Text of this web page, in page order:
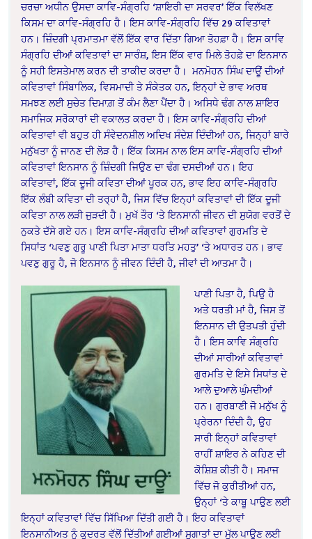
ਚਰਚਾ ਅਧੀਨ ਉਸਦਾ ਕਾਵਿ-ਸੰਗ੍ਰਹਿ ‘ਸ਼ਾਇਰੀ ਦਾ ਸਰਵਰ’ ਇੱਕ ਵਿਲੱਖਣ
ਕਿਸਮ ਦਾ ਕਾਵਿ-ਸੰਗ੍ਰਹਿ ਹੈ। ਇਸ ਕਾਵਿ-ਸੰਗ੍ਰਹਿ ਵਿੱਚ 29 ਕਵਿਤਾਵਾਂ
ਹਨ। ਜ਼ਿੰਦਗੀ ਪ੍ਰਮਾਤਮਾ ਵੱਲੋਂ ਇੱਕ ਵਾਰ ਦਿੱਤਾ ਗਿਆ ਤੋਹਫ਼ਾ ਹੈ। ਇਸ ਕਾਵਿ
ਸੰਗ੍ਰਹਿ ਦੀਆਂ ਕਵਿਤਾਵਾਂ ਦਾ ਸਾਰੰਸ਼, ਇਸ ਇੱਕ ਵਾਰ ਮਿਲੇ ਤੋਹਫ਼ੇ ਦਾ ਇਨਸਾਨ
ਨੂੰ ਸਹੀ ਇਸਤੇਮਾਲ ਕਰਨ ਦੀ ਤਾਕੀਦ ਕਰਦਾ ਹੈ। ਮਨਮੋਹਨ ਸਿੰਘ ਦਾਊਂ ਦੀਆਂ
ਕਵਿਤਾਵਾਂ ਸਿੰਬਾਲਿਕ, ਵਿਸਮਾਦੀ ਤੇ ਸੰਕੇਤਕ ਹਨ, ਇਨ੍ਹਾਂ ਦੇ ਭਾਵ ਅਰਥ
ਸਮਝਣ ਲਈ ਸੁਚੇਤ ਦਿਮਾਗ਼ ਤੋਂ ਕੰਮ ਲੈਣਾ ਪੈਂਦਾ ਹੈ। ਅਸਿਧੇ ਢੰਗ ਨਾਲ ਸ਼ਾਇਰ
ਸਮਾਜਿਕ ਸਰੋਕਾਰਾਂ ਦੀ ਵਕਾਲਤ ਕਰਦਾ ਹੈ। ਇਸ ਕਾਵਿ-ਸੰਗ੍ਰਹਿ ਦੀਆਂ
ਕਵਿਤਾਵਾਂ ਵੀ ਬਹੁਤ ਹੀ ਸੰਵੇਦਨਸ਼ੀਲ ਅਦਿਖ ਸੰਦੇਸ਼ ਦਿੰਦੀਆਂ ਹਨ, ਜਿਨ੍ਹਾਂ ਬਾਰੇ
ਮਨੁੱਖਤਾ ਨੂੰ ਜਾਨਣ ਦੀ ਲੋੜ ਹੈ। ਇੱਕ ਕਿਸਮ ਨਾਲ ਇਸ ਕਾਵਿ-ਸੰਗ੍ਰਹਿ ਦੀਆਂ
ਕਵਿਤਾਵਾਂ ਇਨਸਾਨ ਨੂੰ ਜ਼ਿੰਦਗੀ ਜਿਉਣ ਦਾ ਢੰਗ ਦਸਦੀਆਂ ਹਨ। ਇਹ
ਕਵਿਤਾਵਾਂ, ਇੱਕ ਦੂਜੀ ਕਵਿਤਾ ਦੀਆਂ ਪੂਰਕ ਹਨ, ਭਾਵ ਇਹ ਕਾਵਿ-ਸੰਗ੍ਰਹਿ
ਇੱਕ ਲੰਬੀ ਕਵਿਤਾ ਦੀ ਤਰ੍ਹਾਂ ਹੈ, ਜਿਸ ਵਿੱਚ ਇਨ੍ਹਾਂ ਕਵਿਤਾਵਾਂ ਦੀ ਇੱਕ ਦੂਜੀ
ਕਵਿਤਾ ਨਾਲ ਲੜੀ ਜੁੜਦੀ ਹੈ। ਮੁਖੱ ਤੌਰ ‘ਤੇ ਇਨਸਾਨੀ ਜੀਵਨ ਦੀ ਸੁਯੋਗ ਵਰਤੋਂ ਦੇ
ਨੁਕਤੇ ਦੱਸੇ ਗਏ ਹਨ। ਇਸ ਕਾਵਿ-ਸੰਗ੍ਰਹਿ ਦੀਆਂ ਕਵਿਤਾਵਾਂ ਗੁਰਮਤਿ ਦੇ
ਸਿਧਾਂਤ ‘ਪਵਣੁ ਗੁਰੂ ਪਾਣੀ ਪਿਤਾ ਮਾਤਾ ਧਰਤਿ ਮਹਤੁ’ ‘ਤੇ ਅਧਾਰਤ ਹਨ। ਭਾਵ
ਪਵਣੁ ਗੁਰੂ ਹੈ, ਜੋ ਇਨਸਾਨ ਨੂੰ ਜੀਵਨ ਦਿੰਦੀ ਹੈ, ਜੀਵਾਂ ਦੀ ਆਤਮਾ ਹੈ।
ਪਾਣੀ ਪਿਤਾ ਹੈ, ਪਿਉ ਹੈ
ਅਤੇ ਧਰਤੀ ਮਾਂ ਹੈ, ਜਿਸ ਤੋਂ
ਇਨਸਾਨ ਦੀ ਉਤਪਤੀ ਹੁੰਦੀ
ਹੈ। ਇਸ ਕਾਵਿ ਸੰਗ੍ਰਹਿ
ਦੀਆਂ ਸਾਰੀਆਂ ਕਵਿਤਾਵਾਂ
ਗੁਰਮਤਿ ਦੇ ਇਸੇ ਸਿਧਾਂਤ ਦੇ
ਆਲੇ ਦੁਆਲੇ ਘੁੰਮਦੀਆਂ
ਹਨ। ਗੁਰਬਾਣੀ ਜੋ ਮਨੁੱਖ ਨੂੰ
ਪ੍ਰੇਰਨਾ ਦਿੰਦੀ ਹੈ, ਉਹ
ਸਾਰੀ ਇਨ੍ਹਾਂ ਕਵਿਤਾਵਾਂ
ਰਾਹੀਂ ਸ਼ਾਇਰ ਨੇ ਕਹਿਣ ਦੀ
ਕੋਸ਼ਿਸ਼ ਕੀਤੀ ਹੈ। ਸਮਾਜ
ਵਿੱਚ ਜੋ ਕੁਰੀਤੀਆਂ ਹਨ,
ਉਨ੍ਹਾਂ ‘ਤੇ ਕਾਬੂ ਪਾਉਣ ਲਈ
ਇਨ੍ਹਾਂ ਕਵਿਤਾਵਾਂ ਵਿੱਚ ਸਿੱਖਿਆ ਦਿੱਤੀ ਗਈ ਹੈ। ਇਹ ਕਵਿਤਾਵਾਂ
ਇਨਸਾਨੀਅਤ ਨੂੰ ਕੁਦਰਤ ਵੱਲੋਂ ਦਿੱਤੀਆਂ ਗਈਆਂ ਸੁਗਾਤਾਂ ਦਾ ਮੁੱਲ ਪਾਉਣ ਲਈ